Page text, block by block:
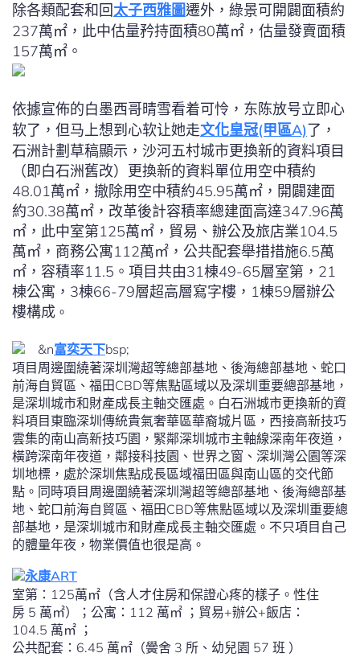
除各類配套和回太子西雅圖遷外，綠景可開闢面積約
237萬㎡，此中估量矜持面積80萬㎡，估量發賣面積
157萬㎡。
依據宣佈的白墨西哥晴雪看着可怜，东陈放号立即心
软了，但马上想到心软让她走文化皇冠(甲區A)了，
石洲計劃草稿顯示，沙河五村城市更換新的資料項目
（即白石洲舊改）更換新的資料單位用空中積約
48.01萬㎡，撤除用空中積約45.95萬㎡，開闢建面
約30.38萬㎡，改革後計容積率總建面高達347.96萬
㎡，此中室第125萬㎡，貿易、辦公及旅店業104.5
萬㎡，商務公寓112萬㎡，公共配套舉措措施6.5萬
㎡，容積率11.5。項目共由31棟49-65層室第，21
棟公寓，3棟66-79層超高層寫字樓，1棟59層辦公
樓構成 。
&n富奕天下bsp;
項目周邊圍繞著深圳灣超等總部基地、後海總部基地、蛇口
前海自貿區、福田CBD等焦點區域以及深圳重要總部基地，
是深圳城市和財產成長主軸交匯處。白石洲城市更換新的資
料項目東臨深圳傳統貴氣奢華區華裔城片區，西接高新技巧
雲集的南山高新技巧園，緊鄰深圳城市主軸線深南年夜道，
橫跨深南年夜道，鄰接科技園、世界之窗、深圳灣公園等深
圳地標，處於深圳焦點成長區域福田區與南山區的交代節
點。同時項目周邊圍繞著深圳灣超等總部基地、後海總部基
地、蛇口前海自貿區、福田CBD等焦點區域以及深圳重要總
部基地，是深圳城市和財產成長主軸交匯處。不只項目自己
的體量年夜，物業價值也很是高。
永康ART
室第：125萬㎡（含人才住房和保證心疼的樣子。性住
房 5 萬㎡）；公寓：112 萬㎡ ；貿易+辦公+飯店：
104.5 萬㎡ ；
公共配套：6.45 萬㎡（黌舍 3 所、幼兒園 57 班 ）